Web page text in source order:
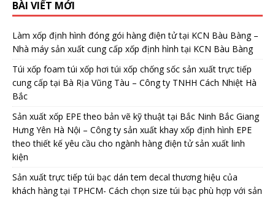
BÀI VIẾT MỚI
Làm xốp định hình đóng gói hàng điện tử tại KCN Bàu Bàng –
Nhà máy sản xuất cung cấp xốp định hình tại KCN Bàu Bàng
Túi xốp foam túi xốp hơi túi xốp chống sốc sản xuất trực tiếp
cung cấp tại Bà Rịa Vũng Tàu – Công ty TNHH Cách Nhiệt Hà
Bắc
Sản xuất xốp EPE theo bản vẽ kỹ thuật tại Bắc Ninh Bắc Giang
Hưng Yên Hà Nội – Công ty sản xuất khay xốp định hình EPE
theo thiết kế yêu cầu cho ngành hàng điện tử sản xuất linh
kiện
Sản xuất trực tiếp túi bạc dán tem decal thương hiệu của
khách hàng tại TPHCM- Cách chọn size túi bạc phù hợp với sản